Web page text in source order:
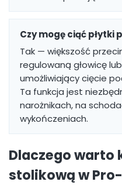
Czy mogę ciąć płytki
Tak — większość
regulowaną głowicę
umożliwiający cięcie
Ta funkcja jest
narożnikach, na
wykończeniach.
Dlaczego warto
stolikową w